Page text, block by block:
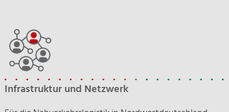
Infrastruktur und Netzwerk